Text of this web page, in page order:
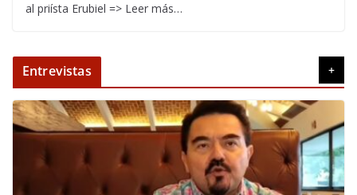
al priísta Erubiel => Leer más…
Entrevistas +